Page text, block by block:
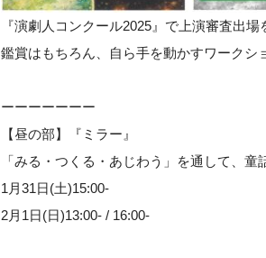
『演劇人コンクール2025』で上演審査出
鑑賞はもちろん、自ら手を動かすワークシ
ーーーーーーー
【昼の部】『ミラー』
「みる・つくる・あじわう」を通して、童
1月31日(土)15:00-
2月1日(日)13:00- / 16:00-